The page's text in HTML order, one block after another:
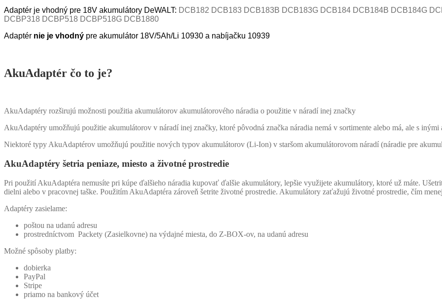
Adaptér je vhodný pre 18V akumulátory DeWALT: DCB182 DCB183 DCB183B DCB183G DCB184 DCB184B DCB184G
DCBP318 DCBP518 DCBP518G DCB1880
Adaptér nie je vhodný pre akumulátor 18V/5Ah/Li 10930 a nabíjačku 10939
AkuAdaptér čo to je?
AkuAdaptéry rozširujú možnosti použitia akumulátorov akumulátorového náradia o použitie v náradí inej značky
AkuAdaptéry umožňujú použitie akumulátorov v náradí inej značky, ktoré pôvodná značka náradia nemá v sortimente alebo má, ale s inými
Niektoré typy AkuAdaptérov umožňujú použitie nových typov akumulátorov (Li-Ion) v staršom akumulátorovom náradí (náradie pre
AkuAdaptéry šetria peniaze, miesto a životné prostredie
Pri použití AkuAdaptéra nemusíte pri kúpe ďalšieho náradia kupovať ďalšie akumulátory, lepšie využijete akumulátory, ktoré už máte.
dielni alebo v pracovnej taške. Použitím AkuAdaptéra zároveň šetrite životné prostredie. Akumulátory zaťažujú životné prostredie, čím
Adaptéry zasielame:
poštou na udanú adresu
prostredníctvom Packety (Zasielkovne) na výdajné miesta, do Z-BOX-ov, na udanú adresu
Možné spôsoby platby:
dobierka
PayPal
Stripe
priamo na bankový účet